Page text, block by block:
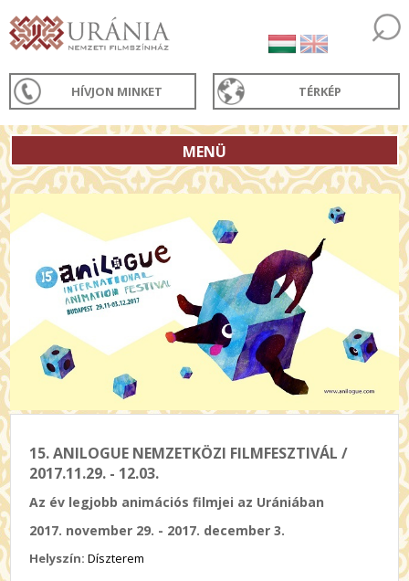
HÍVJON MINKET TÉRKÉP
MENÜ
15. ANILOGUE NEMZETKÖZI FILMFESZTIVÁL /
2017.11.29. - 12.03.
Az év legjobb animációs filmjei az Urániában
2017. november 29. - 2017. december 3.
Helyszín:Díszterem